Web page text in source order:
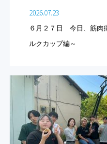
2026.07.23
６月２７日 今日、筋肉
ルクカップ編～